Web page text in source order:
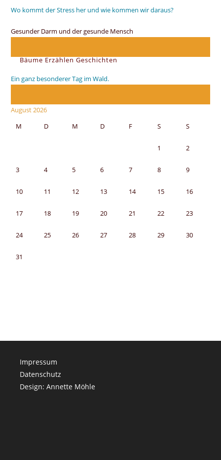
Wo kommt der Stress her und wie kommen wir daraus?
Gesunder Darm und der gesunde Mensch
Bäume Erzählen Geschichten
Ein ganz besonderer Tag im Wald.
August 2026
M
D M D F S S
1 2
3 4 5 6 7 8 9
10 11 12 13 14 15 16
17 18 19 20 21 22 23
24 25 26 27 28 29 30
31
Impressum
Datenschutz
Design: Annette Möhle